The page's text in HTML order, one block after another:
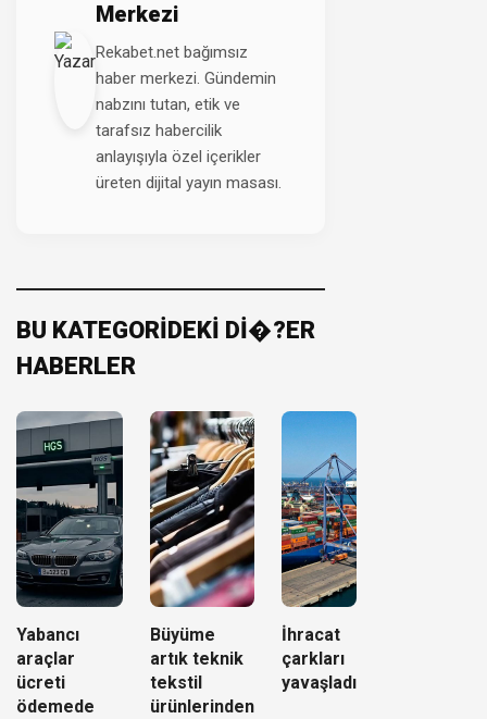
Merkezi
Rekabet.net bağımsız
haber merkezi. Gündemin
nabzını tutan, etik ve
tarafsız habercilik
anlayışıyla özel içerikler
üreten dijital yayın masası.
BU KATEGORİDEKİ Dİ�?ER
HABERLER
Yabancı
araçlar
ücreti
ödemede
Büyüme
artık teknik
tekstil
ürünlerinden
İhracat
çarkları
yavaşladı